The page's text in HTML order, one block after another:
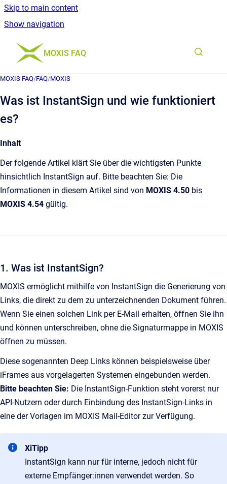
Skip to main content
Show navigation
Go to homepage
MOXIS FAQ
MOXIS FAQ/FAQ/MOXIS
Was ist InstantSign und wie funktioniert
es?
Inhalt
Der folgende Artikel klärt Sie über die wichtigsten Punkte
hinsichtlich InstantSign auf. Bitte beachten Sie: Die
Informationen in diesem Artikel sind von MOXIS 4.50 bis
MOXIS 4.54 gültig.
1. Was ist InstantSign?
MOXIS ermöglicht mithilfe von InstantSign die Generierung von
Links, die direkt zu dem zu unterzeichnenden Dokument führen.
Wenn Sie einen solchen Link per E-Mail erhalten, öffnen Sie ihn
und können unterschreiben, ohne die Signaturmappe in MOXIS
öffnen zu müssen.
Diese sogenannten Deep Links können beispielsweise über
iFrames aus vorgelagerten Systemen eingebunden werden.
Bitte beachten Sie: Die InstantSign-Funktion steht vorerst nur
API-Nutzern oder durch Einbindung des InstantSign-Links in
eine der Vorlagen im MOXIS Mail-Editor zur Verfügung.
XiTipp
InstantSign kann nur für interne, jedoch nicht für
externe Empfänger:innen verwendet werden. So